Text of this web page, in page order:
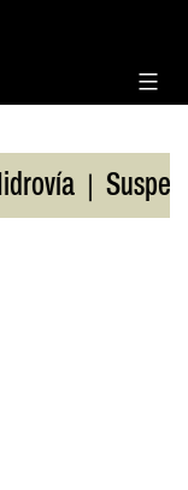
| Suspenden